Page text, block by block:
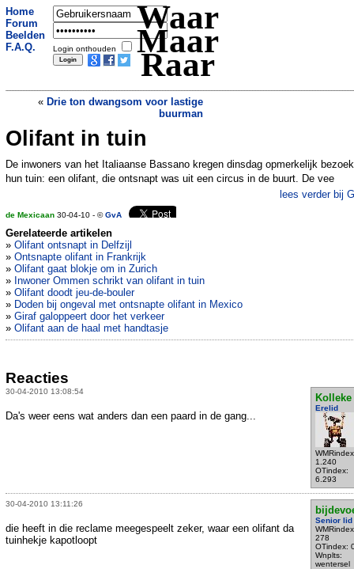
Home
Forum
Beelden
F.A.Q.
Login onthouden
Waar
Maar
Raar
« Drie ton dwangsom voor lastige
buurman
Olifant in tuin
De inwoners van het Italiaanse Bassano kregen dinsdag opmerkelijk
hun tuin: een olifant, die ontsnapt was uit een circus in de buurt. De vee
lees verder bij
de Mexicaan 30-04-10 - ©GvA
Gerelateerde artikelen
» Olifant ontsnapt in Delfzijl
» Ontsnapte olifant in Frankrijk
» Olifant gaat blokje om in Zurich
» Inwoner Ommen schrikt van olifant in tuin
» Olifant doodt jeu-de-bouler
» Doden bij ongeval met ontsnapte olifant in Mexico
» Giraf galoppeert door het verkeer
» Olifant aan de haal met handtasje
Reacties
30-04-2010 13:08:54
Kolleke
Erelid
1.240
OTindex:
6.293
Da's weer eens wat anders dan een paard in de gang...
30-04-2010 13:11:26
Senior lid
278
OTindex:
Wnplts:
wentersel
die heeft in die reclame meegespeelt zeker, waar een olifant da
tuinhekje kapotloopt